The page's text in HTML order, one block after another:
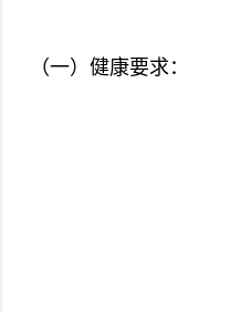
（一）健康要求：